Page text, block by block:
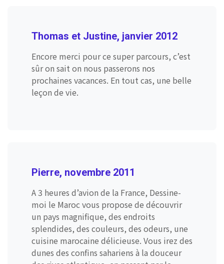
Thomas et Justine, janvier 2012
Encore merci pour ce super parcours, c’est
sûr on sait on nous passerons nos
prochaines vacances. En tout cas, une belle
leçon de vie.
Pierre, novembre 2011
A 3 heures d’avion de la France, Dessine-
moi le Maroc vous propose de découvrir
un pays magnifique, des endroits
splendides, des couleurs, des odeurs, une
cuisine marocaine délicieuse. Vous irez des
dunes des confins sahariens à la douceur